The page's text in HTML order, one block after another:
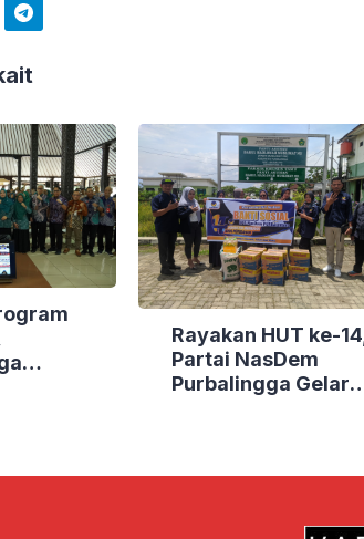
Rayakan HUT ke-14,
Partai NasDem
Purbalingga Gelar